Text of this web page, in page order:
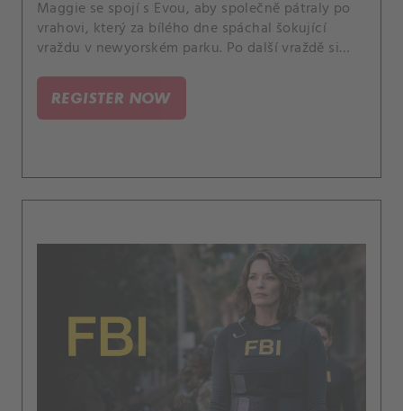
Maggie se spojí s Evou, aby společně pátraly po
vrahovi, který za bílého dne spáchal šokující
vraždu v newyorském parku. Po další vraždě si
otázka: „Kdo je na něm a kdo bude další?“.
REGISTER NOW